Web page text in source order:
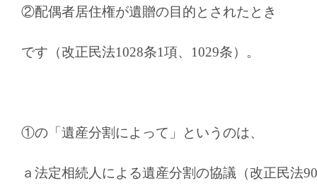
②配偶者居住権が遺贈の目的とされたとき
です（改正民法1028条1項、 1029条）。
①の「遺産分割によって」というのは、
ａ法定相続人による遺産分割の協議（改正民法